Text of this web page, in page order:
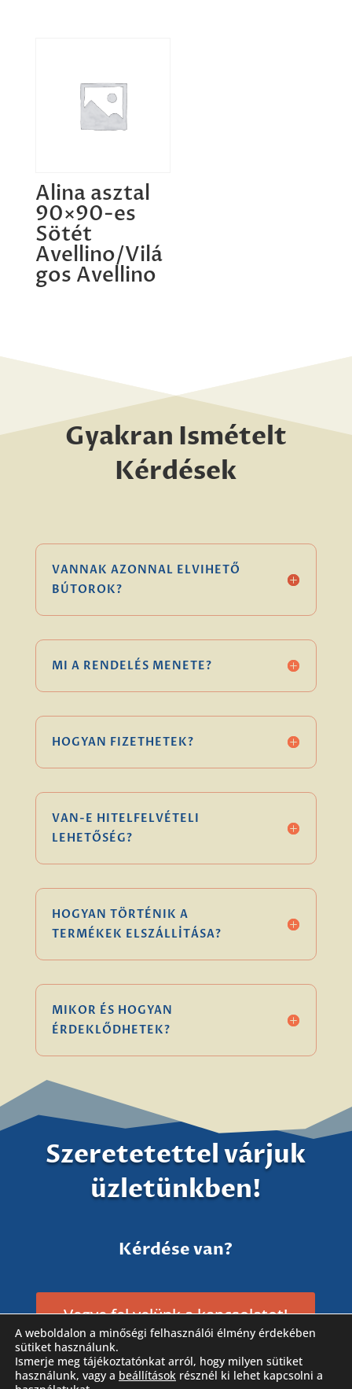
Alina asztal
90×90-es
Sötét
Avellino/Vilá
gos Avellino
Gyakran Ismételt
Kérdések
VANNAK AZONNAL ELVIHETŐ
BÚTOROK?
MI A RENDELÉS MENETE?
HOGYAN FIZETHETEK?
VAN-E HITELFELVÉTELI
LEHETŐSÉG?
HOGYAN TÖRTÉNIK A
TERMÉKEK ELSZÁLLÍTÁSA?
MIKOR ÉS HOGYAN
ÉRDEKLŐDHETEK?
Szeretetettel várjuk
üzletünkben!
Kérdése van?
Vegye fel velünk a kapcsolatot!
A weboldalon a minőségi felhasználói élmény érdekében
sütiket használunk.
Ismerje meg tájékoztatónkat arról, hogy milyen sütiket
használunk, vagy a beállítások résznél ki lehet kapcsolni a